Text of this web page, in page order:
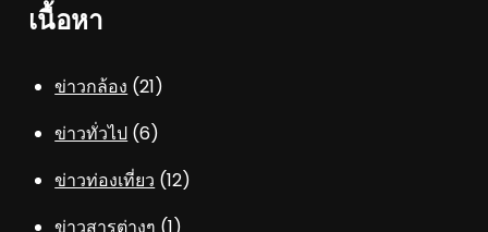
เนื้อหา
ข่าวกล้อง (21)
ข่าวทั่วไป (6)
ข่าวท่องเที่ยว (12)
ข่าวสารต่างๆ (1)